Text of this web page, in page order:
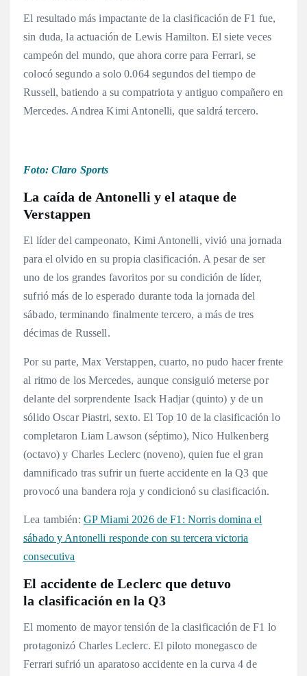
El resultado más impactante de la clasificación de F1 fue,
sin duda, la actuación de Lewis Hamilton. El siete veces
campeón del mundo, que ahora corre para Ferrari, se
colocó segundo a solo 0.064 segundos del tiempo de
Russell, batiendo a su compatriota y antiguo compañero en
Mercedes. Andrea Kimi Antonelli, que saldrá tercero.
Foto: Claro Sports
La caída de Antonelli y el ataque de
Verstappen
El líder del campeonato, Kimi Antonelli, vivió una jornada
para el olvido en su propia clasificación. A pesar de ser
uno de los grandes favoritos por su condición de líder,
sufrió más de lo esperado durante toda la jornada del
sábado, terminando finalmente tercero, a más de tres
décimas de Russell.
Por su parte, Max Verstappen, cuarto, no pudo hacer frente
al ritmo de los Mercedes, aunque consiguió meterse por
delante del sorprendente Isack Hadjar (quinto) y de un
sólido Oscar Piastri, sexto. El Top 10 de la clasificación lo
completaron Liam Lawson (séptimo), Nico Hulkenberg
(octavo) y Charles Leclerc (noveno), quien fue el gran
damnificado tras sufrir un fuerte accidente en la Q3 que
provocó una bandera roja y condicionó su clasificación.
Lea también: GP Miami 2026 de F1: Norris domina el
sábado y Antonelli responde con su tercera victoria
consecutiva
El accidente de Leclerc que detuvo
la clasificación en la Q3
El momento de mayor tensión de la clasificación de F1 lo
protagonizó Charles Leclerc. El piloto monegasco de
Ferrari sufrió un aparatoso accidente en la curva 4 de